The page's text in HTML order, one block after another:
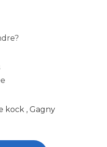
kock , Gagny